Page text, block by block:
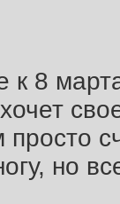
к 8
но